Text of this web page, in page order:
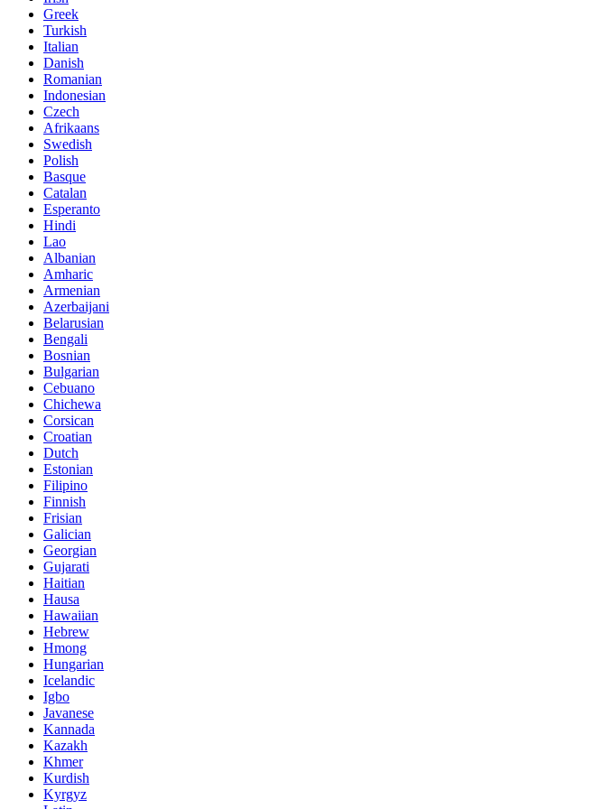
Greek
Turkish
Italian
Danish
Romanian
Indonesian
Czech
Afrikaans
Swedish
Polish
Basque
Catalan
Esperanto
Hindi
Lao
Albanian
Amharic
Armenian
Azerbaijani
Belarusian
Bengali
Bosnian
Bulgarian
Cebuano
Chichewa
Corsican
Croatian
Dutch
Estonian
Filipino
Finnish
Frisian
Galician
Georgian
Gujarati
Haitian
Hausa
Hawaiian
Hebrew
Hmong
Hungarian
Icelandic
Igbo
Javanese
Kannada
Kazakh
Khmer
Kurdish
Kyrgyz